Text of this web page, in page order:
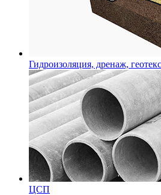
Гидроизоляция, дренаж,
ЦСП